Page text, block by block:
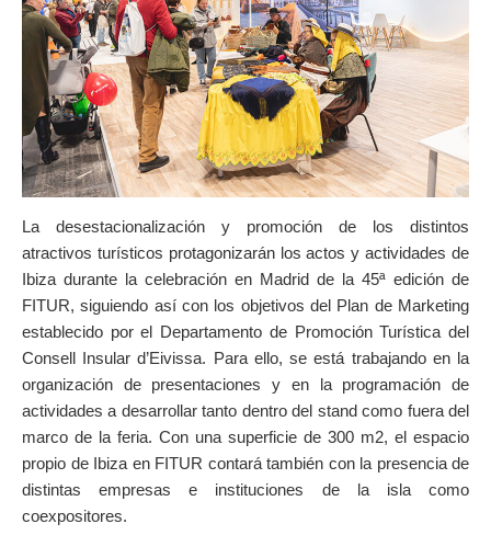
La desestacionalización y promoción de los distintos
atractivos turísticos protagonizarán los actos y actividades de
Ibiza durante la celebración en Madrid de la 45ª edición de
FITUR, siguiendo así con los objetivos del Plan de Marketing
establecido por el Departamento de Promoción Turística del
Consell Insular d’Eivissa. Para ello, se está trabajando en la
organización de presentaciones y en la programación de
actividades a desarrollar tanto dentro del stand como fuera del
marco de la feria. Con una superficie de 300 m2, el espacio
propio de Ibiza en FITUR contará también con la presencia de
distintas empresas e instituciones de la isla como
coexpositores.